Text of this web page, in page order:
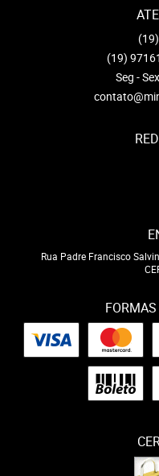
(19)
(19)
Seg -
Rua Padre Francisco